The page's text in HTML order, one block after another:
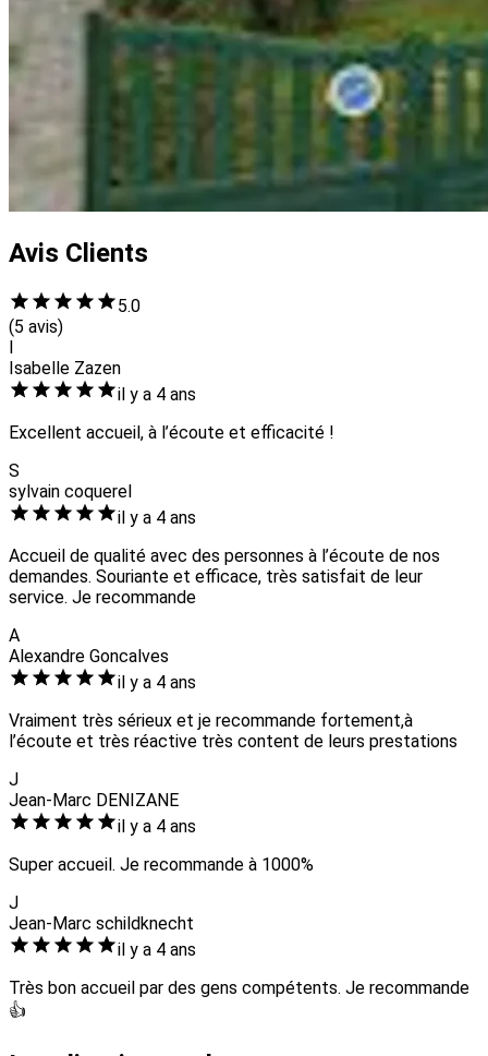
Avis Clients
5.0
(5 avis)
I
Isabelle Zazen
il y a 4 ans
Excellent accueil, à l’écoute et efficacité !
S
sylvain coquerel
il y a 4 ans
Accueil de qualité avec des personnes à l’écoute de nos
demandes. Souriante et efficace, très satisfait de leur
service. Je recommande
A
Alexandre Goncalves
il y a 4 ans
Vraiment très sérieux et je recommande fortement,à
l’écoute et très réactive très content de leurs prestations
J
Jean-Marc DENIZANE
il y a 4 ans
Super accueil. Je recommande à 1000%
J
Jean-Marc schildknecht
il y a 4 ans
Très bon accueil par des gens compétents. Je recommande
👍